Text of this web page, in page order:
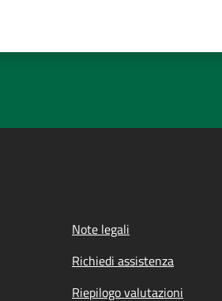
Note legali
Richiedi assistenza
Riepilogo valutazioni